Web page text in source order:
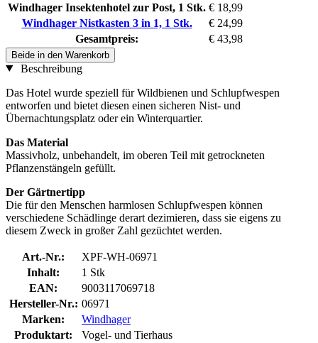
Windhager Insektenhotel zur Post, 1 Stk. € 18,99
Windhager Nistkasten 3 in 1, 1 Stk.
€ 24,99
Gesamtpreis:
€ 43,98
Beide in den Warenkorb
Beschreibung
Das Hotel wurde speziell für Wildbienen und Schlupfwespen
entworfen und bietet diesen einen sicheren Nist- und
Übernachtungsplatz oder ein Winterquartier.
Das Material
Massivholz, unbehandelt, im oberen Teil mit getrockneten
Pflanzenstängeln gefüllt.
Der Gärtnertipp
Die für den Menschen harmlosen Schlupfwespen können
verschiedene Schädlinge derart dezimieren, dass sie eigens zu
diesem Zweck in großer Zahl gezüchtet werden.
Art.-Nr.:
XPF-WH-06971
Inhalt:
1 Stk
EAN:
9003117069718
Hersteller-Nr.: 06971
Marken:
Windhager
Produktart:
Vogel- und Tierhaus